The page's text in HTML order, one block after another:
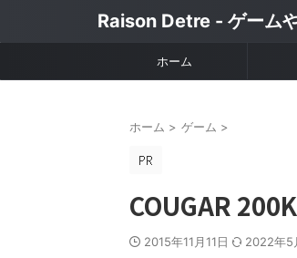
Raison Detre - ゲーム
ホーム
ホーム > ゲーム >
COUGAR
2015年11月11日 2022年5